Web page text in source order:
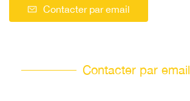
Contacter par email
Contacter par email